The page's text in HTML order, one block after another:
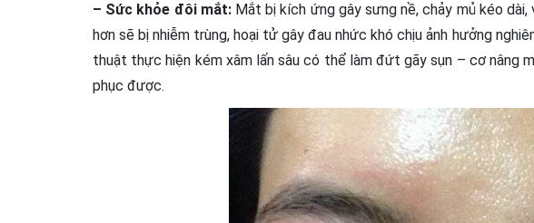
– Sức khỏe đôi mắt:Mắt bị kích ứng gây sưng nề, chảy mủ kéo
hơn sẽ bị nhiễm trùng, hoại tử gây đau nhức khó chịu ảnh hưởng
thuật thực hiện kém xâm lấn sâu có thể làm đứt gãy sụn – cơ nâng
phục được.